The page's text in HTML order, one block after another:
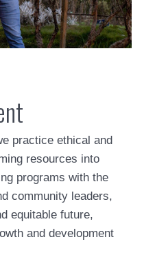
practice ethical and
resources into
programs with the
community leaders,
equitable future,
and development